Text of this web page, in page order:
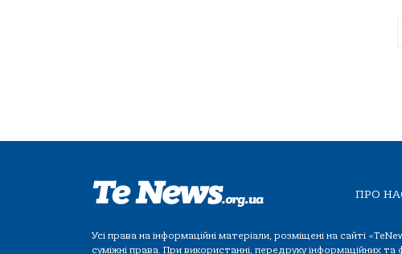
ПРО
Усі права на інформаційні матеріали, розміщені на сайті
суміжні права. При використанні, передруку інформаційних